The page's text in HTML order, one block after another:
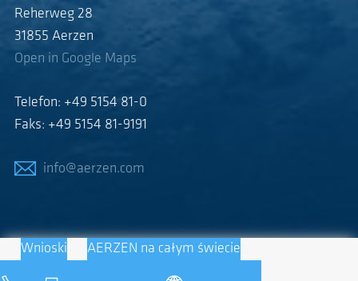
Reherweg 28
31855 Aerzen
Open in Google Maps
Telefon: +49 5154 81-0
Faks: +49 5154 81-9191
info@aerzen.com
Wnioski AERZEN na całym świecie